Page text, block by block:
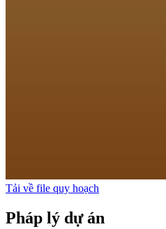
Tải về file quy hoạch
Pháp lý dự án